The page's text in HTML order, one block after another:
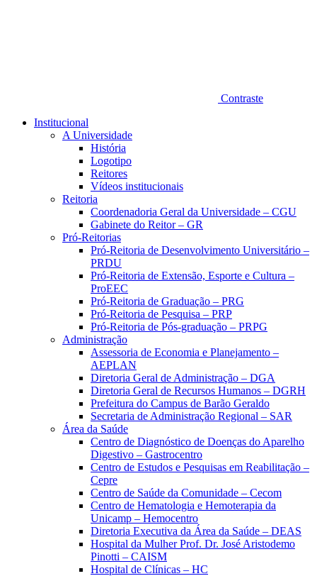
Contraste
Institucional
A Universidade
História
Logotipo
Reitores
Vídeos institucionais
Reitoria
Coordenadoria Geral da Universidade – CGU
Gabinete do Reitor – GR
Pró-Reitorias
Pró-Reitoria de Desenvolvimento Universitário –
PRDU
Pró-Reitoria de Extensão, Esporte e Cultura –
ProEEC
Pró-Reitoria de Graduação – PRG
Pró-Reitoria de Pesquisa – PRP
Pró-Reitoria de Pós-graduação – PRPG
Administração
Assessoria de Economia e Planejamento –
AEPLAN
Diretoria Geral de Administração – DGA
Diretoria Geral de Recursos Humanos – DGRH
Prefeitura do Campus de Barão Geraldo
Secretaria de Administração Regional – SAR
Área da Saúde
Centro de Diagnóstico de Doenças do Aparelho
Digestivo – Gastrocentro
Centro de Estudos e Pesquisas em Reabilitação –
Cepre
Centro de Saúde da Comunidade – Cecom
Centro de Hematologia e Hemoterapia da
Unicamp – Hemocentro
Diretoria Executiva da Área da Saúde – DEAS
Hospital da Mulher Prof. Dr. José Aristodemo
Pinotti – CAISM
Hospital de Clínicas – HC